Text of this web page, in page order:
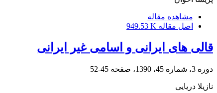
مشاهده مقاله
اصل مقاله 949.53 K
قالی های ایرانی و اسامی غیر ایرانی
دوره 3، شماره 45، 1390، صفحه 45-52
نازیلا دریایی